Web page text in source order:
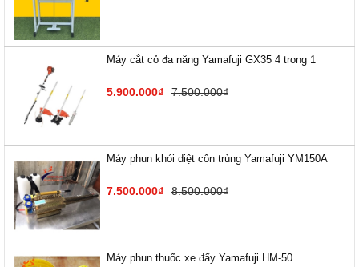
Máy cắt cỏ đa năng Yamafuji GX35 4 trong 1
5.900.000₫ 7.500.000₫
Máy phun khói diệt côn trùng Yamafuji YM150A
7.500.000₫ 8.500.000₫
Máy phun thuốc xe đẩy Yamafuji HM-50